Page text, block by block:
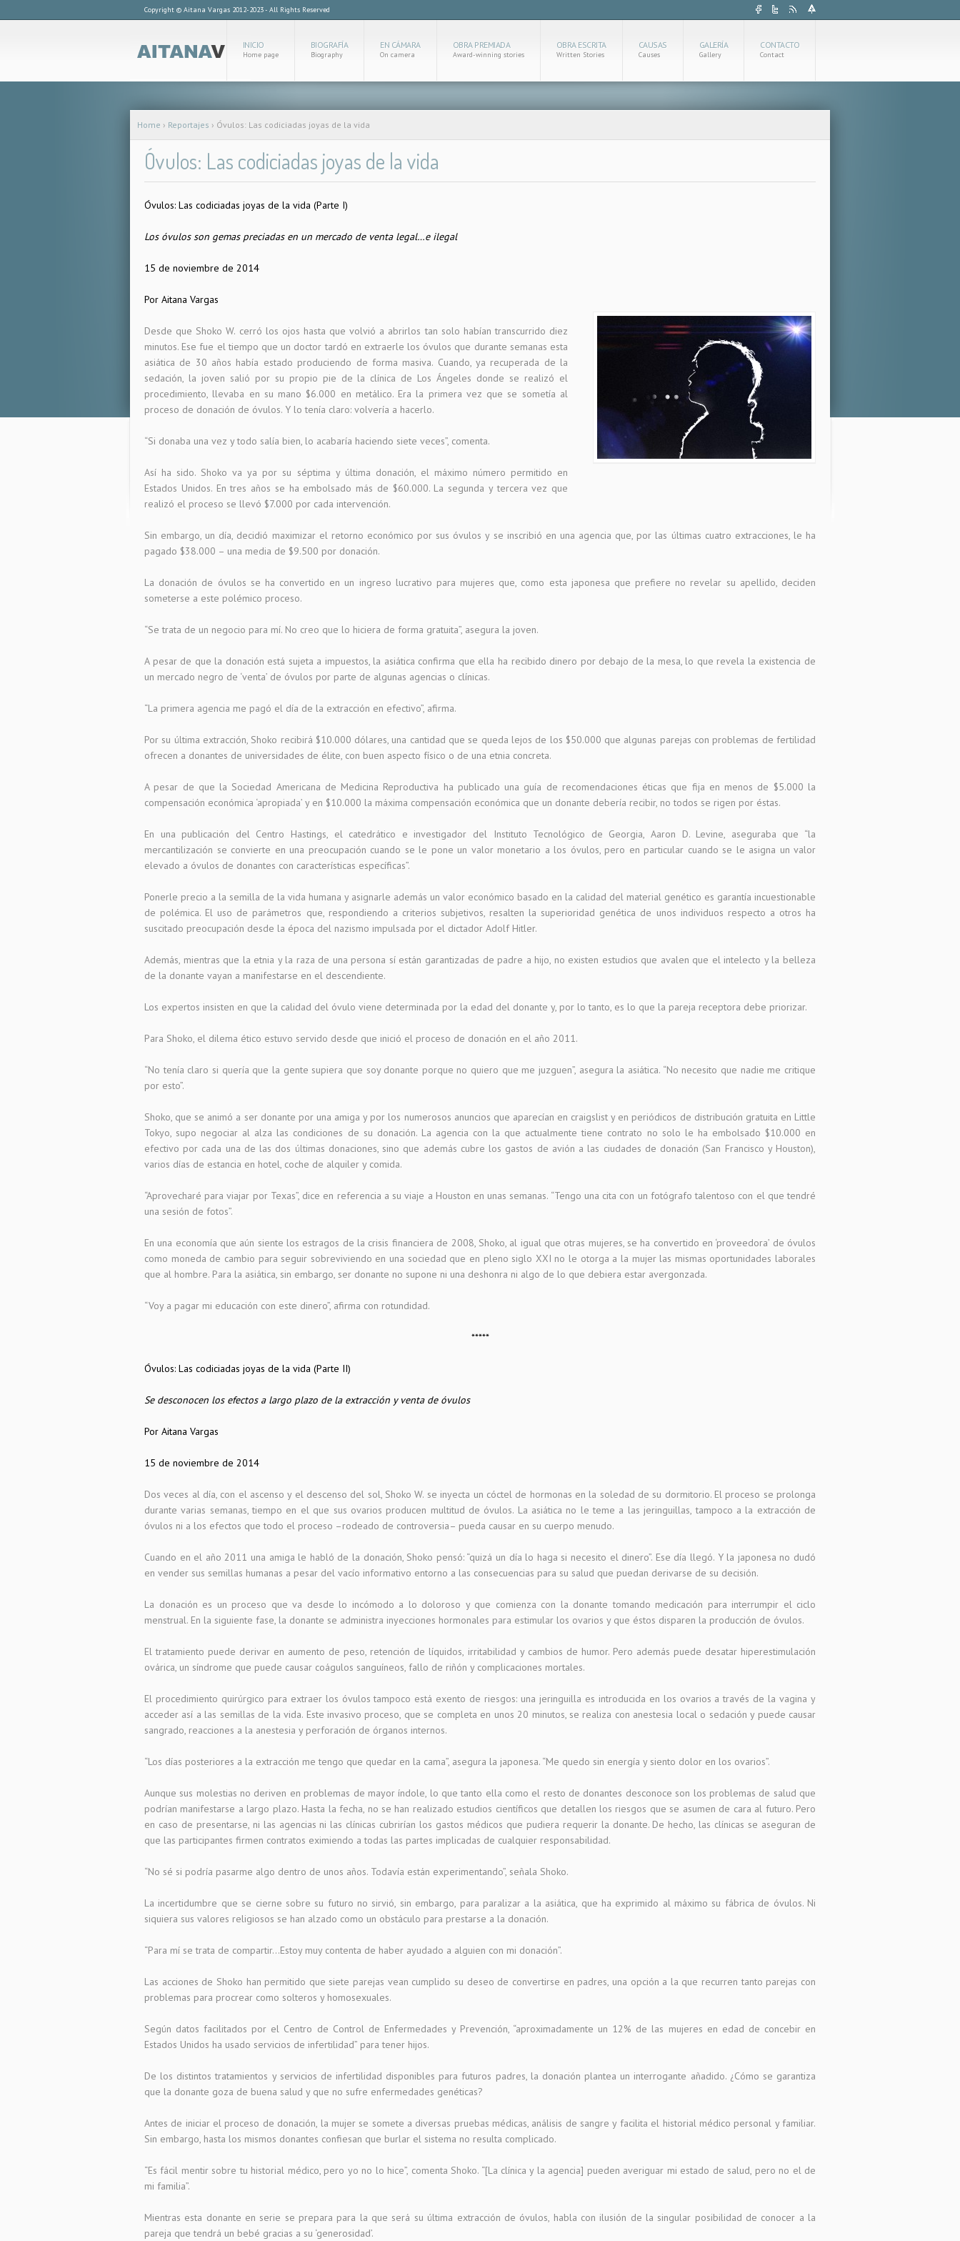
Copyright © Aitana Vargas 2012-2023 - All Rights Reserved
INICIO
Home page
BIOGRAFÍA
Biography
EN CÁMARA
On camera
OBRA PREMIADA
Award-winning stories
OBRA ESCRITA
Written Stories
CAUSAS
Causes
GALERÍA
Gallery
CONTACTO
Contact
Home › Reportajes › Óvulos: Las codiciadas joyas de la vida
Óvulos: Las codiciadas joyas de la vida
Óvulos: Las codiciadas joyas de la vida (Parte I)
Los óvulos son gemas preciadas en un mercado de venta legal…e ilegal
15 de noviembre de 2014
Por Aitana Vargas
Desde que Shoko W. cerró los ojos hasta que volvió a abrirlos tan solo habían transcurrido diez
minutos. Ese fue el tiempo que un doctor tardó en extraerle los óvulos que durante semanas esta
asiática de 30 años había estado produciendo de forma masiva. Cuando, ya recuperada de la
sedación, la joven salió por su propio pie de la clínica de Los Ángeles donde se realizó el
procedimiento, llevaba en su mano $6.000 en metálico. Era la primera vez que se sometía al
proceso de donación de óvulos. Y lo tenía claro: volvería a hacerlo.
“Si donaba una vez y todo salía bien, lo acabaría haciendo siete veces”, comenta.
Así ha sido. Shoko va ya por su séptima y última donación, el máximo número permitido en
Estados Unidos. En tres años se ha embolsado más de $60.000. La segunda y tercera vez que
realizó el proceso se llevó $7.000 por cada intervención.
Sin embargo, un día, decidió maximizar el retorno económico por sus óvulos y se inscribió en una agencia que, por las últimas cuatro extracciones, le ha
pagado $38.000 – una media de $9.500 por donación.
La donación de óvulos se ha convertido en un ingreso lucrativo para mujeres que, como esta japonesa que prefiere no revelar su apellido, deciden
someterse a este polémico proceso.
“Se trata de un negocio para mí. No creo que lo hiciera de forma gratuita”, asegura la joven.
A pesar de que la donación está sujeta a impuestos, la asiática confirma que ella ha recibido dinero por debajo de la mesa, lo que revela la existencia de
un mercado negro de ‘venta’ de óvulos por parte de algunas agencias o clínicas.
“La primera agencia me pagó el día de la extracción en efectivo”, afirma.
Por su última extracción, Shoko recibirá $10.000 dólares, una cantidad que se queda lejos de los $50.000 que algunas parejas con problemas de fertilidad
ofrecen a donantes de universidades de élite, con buen aspecto físico o de una etnia concreta.
A pesar de que la Sociedad Americana de Medicina Reproductiva ha publicado una guía de recomendaciones éticas que fija en menos de $5.000 la
compensación económica ‘apropiada’ y en $10.000 la máxima compensación económica que un donante debería recibir, no todos se rigen por éstas.
En una publicación del Centro Hastings, el catedrático e investigador del Instituto Tecnológico de Georgia, Aaron D. Levine, aseguraba que “la
mercantilización se convierte en una preocupación cuando se le pone un valor monetario a los óvulos, pero en particular cuando se le asigna un valor
elevado a óvulos de donantes con características específicas”.
Ponerle precio a la semilla de la vida humana y asignarle además un valor económico basado en la calidad del material genético es garantía incuestionable
de polémica. El uso de parámetros que, respondiendo a criterios subjetivos, resalten la superioridad genética de unos individuos respecto a otros ha
suscitado preocupación desde la época del nazismo impulsada por el dictador Adolf Hitler.
Además, mientras que la etnia y la raza de una persona sí están garantizadas de padre a hijo, no existen estudios que avalen que el intelecto y la belleza
de la donante vayan a manifestarse en el descendiente.
Los expertos insisten en que la calidad del óvulo viene determinada por la edad del donante y, por lo tanto, es lo que la pareja receptora debe priorizar.
Para Shoko, el dilema ético estuvo servido desde que inició el proceso de donación en el año 2011.
“No tenía claro si quería que la gente supiera que soy donante porque no quiero que me juzguen”, asegura la asiática. “No necesito que nadie me critique
por esto”.
Shoko, que se animó a ser donante por una amiga y por los numerosos anuncios que aparecían en craigslist y en periódicos de distribución gratuita en Little
Tokyo, supo negociar al alza las condiciones de su donación. La agencia con la que actualmente tiene contrato no solo le ha embolsado $10.000 en
efectivo por cada una de las dos últimas donaciones, sino que además cubre los gastos de avión a las ciudades de donación (San Francisco y Houston),
varios días de estancia en hotel, coche de alquiler y comida.
“Aprovecharé para viajar por Texas”, dice en referencia a su viaje a Houston en unas semanas. “Tengo una cita con un fotógrafo talentoso con el que tendré
una sesión de fotos”.
En una economía que aún siente los estragos de la crisis financiera de 2008, Shoko, al igual que otras mujeres, se ha convertido en ‘proveedora’ de óvulos
como moneda de cambio para seguir sobreviviendo en una sociedad que en pleno siglo XXI no le otorga a la mujer las mismas oportunidades laborales
que al hombre. Para la asiática, sin embargo, ser donante no supone ni una deshonra ni algo de lo que debiera estar avergonzada.
“Voy a pagar mi educación con este dinero”, afirma con rotundidad.
*****
Óvulos: Las codiciadas joyas de la vida (Parte II)
Se desconocen los efectos a largo plazo de la extracción y venta de óvulos
Por Aitana Vargas
15 de noviembre de 2014
Dos veces al día, con el ascenso y el descenso del sol, Shoko W. se inyecta un cóctel de hormonas en la soledad de su dormitorio. El proceso se prolonga
durante varias semanas, tiempo en el que sus ovarios producen multitud de óvulos. La asiática no le teme a las jeringuillas, tampoco a la extracción de
óvulos ni a los efectos que todo el proceso –rodeado de controversia– pueda causar en su cuerpo menudo.
Cuando en el año 2011 una amiga le habló de la donación, Shoko pensó: “quizá un día lo haga si necesito el dinero”. Ese día llegó. Y la japonesa no dudó
en vender sus semillas humanas a pesar del vacío informativo entorno a las consecuencias para su salud que puedan derivarse de su decisión.
La donación es un proceso que va desde lo incómodo a lo doloroso y que comienza con la donante tomando medicación para interrumpir el ciclo
menstrual. En la siguiente fase, la donante se administra inyecciones hormonales para estimular los ovarios y que éstos disparen la producción de óvulos.
El tratamiento puede derivar en aumento de peso, retención de líquidos, irritabilidad y cambios de humor. Pero además puede desatar hiperestimulación
ovárica, un síndrome que puede causar coágulos sanguíneos, fallo de riñón y complicaciones mortales.
El procedimiento quirúrgico para extraer los óvulos tampoco está exento de riesgos: una jeringuilla es introducida en los ovarios a través de la vagina y
acceder así a las semillas de la vida. Este invasivo proceso, que se completa en unos 20 minutos, se realiza con anestesia local o sedación y puede causar
sangrado, reacciones a la anestesia y perforación de órganos internos.
“Los días posteriores a la extracción me tengo que quedar en la cama”, asegura la japonesa. “Me quedo sin energía y siento dolor en los ovarios”.
Aunque sus molestias no deriven en problemas de mayor índole, lo que tanto ella como el resto de donantes desconoce son los problemas de salud que
podrían manifestarse a largo plazo. Hasta la fecha, no se han realizado estudios científicos que detallen los riesgos que se asumen de cara al futuro. Pero
en caso de presentarse, ni las agencias ni las clínicas cubrirían los gastos médicos que pudiera requerir la donante. De hecho, las clínicas se aseguran de
que las participantes firmen contratos eximiendo a todas las partes implicadas de cualquier responsabilidad.
“No sé si podría pasarme algo dentro de unos años. Todavía están experimentando”, señala Shoko.
La incertidumbre que se cierne sobre su futuro no sirvió, sin embargo, para paralizar a la asiática, que ha exprimido al máximo su fábrica de óvulos. Ni
siquiera sus valores religiosos se han alzado como un obstáculo para prestarse a la donación.
“Para mí se trata de compartir…Estoy muy contenta de haber ayudado a alguien con mi donación”.
Las acciones de Shoko han permitido que siete parejas vean cumplido su deseo de convertirse en padres, una opción a la que recurren tanto parejas con
problemas para procrear como solteros y homosexuales.
Según datos facilitados por el Centro de Control de Enfermedades y Prevención, “aproximadamente un 12% de las mujeres en edad de concebir en
Estados Unidos ha usado servicios de infertilidad” para tener hijos.
De los distintos tratamientos y servicios de infertilidad disponibles para futuros padres, la donación plantea un interrogante añadido. ¿Cómo se garantiza
que la donante goza de buena salud y que no sufre enfermedades genéticas?
Antes de iniciar el proceso de donación, la mujer se somete a diversas pruebas médicas, análisis de sangre y facilita el historial médico personal y familiar.
Sin embargo, hasta los mismos donantes confiesan que burlar el sistema no resulta complicado.
“Es fácil mentir sobre tu historial médico, pero yo no lo hice”, comenta Shoko. “[La clínica y la agencia] pueden averiguar mi estado de salud, pero no el de
mi familia”.
Mientras esta donante en serie se prepara para la que será su última extracción de óvulos, habla con ilusión de la singular posibilidad de conocer a la
pareja que tendrá un bebé gracias a su ‘generosidad’.